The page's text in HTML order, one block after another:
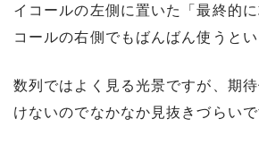
イコールの左側に置いた「最終的
コールの右側でもばんばん使うとい
数列ではよく見る光景ですが、期
けないのでなかなか見抜きづらいで